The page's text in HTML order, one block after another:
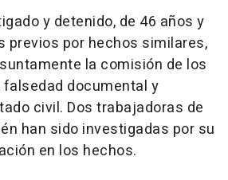
y detenido, de 46 años y
previos por hechos similares,
la comisión de los
documental y
civil. Dos trabajadoras de
han sido investigadas por su
en los hechos.